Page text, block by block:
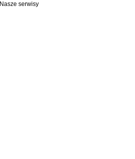
Nasze serwisy